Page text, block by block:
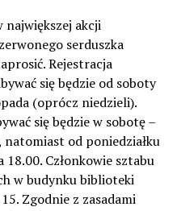
największej akcji
serduszka
Rejestracja
się będzie od soboty
(oprócz niedzieli).
się będzie w sobotę –
od poniedziałku
18.00. Członkowie sztabu
w budynku biblioteki
Zgodnie z zasadami